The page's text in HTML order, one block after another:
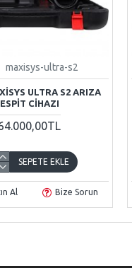
maxisys-ultra-s2
ULTRA S2 ARIZA
CIHAZI
SEPETE EKLE
Al Bize Sorun